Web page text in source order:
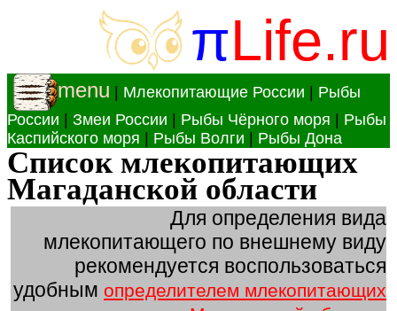
πLife.ru
menu Млекопитающие России
Рыбы
России
Змеи России Рыбы Чёрного моря
Рыбы
Каспийского моря
Рыбы Волги Рыбы Дона
Список млекопитающих
Магаданской области
Для определения вида
млекопитающего по внешнему виду
рекомендуется воспользоваться
удобным определителем млекопитающих